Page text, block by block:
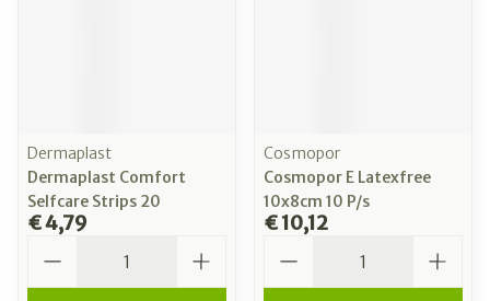
Dermaplast
Dermaplast Comfort
Selfcare Strips 20
€ 4,79
Cosmopor
Cosmopor E Latexfree
10x8cm 10 P/s
€ 10,12